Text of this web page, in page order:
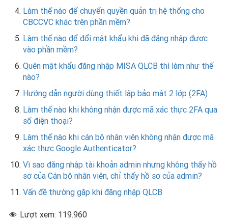
Làm thế nào để chuyển quyền quản trị hệ thống cho
CBCCVC khác trên phần mềm?
Làm thế nào để đổi mật khẩu khi đã đăng nhập được
vào phần mềm?
Quên mật khẩu đăng nhập MISA QLCB thì làm như thế
nào?
Hướng dẫn người dùng thiết lập bảo mật 2 lớp (2FA)
Làm thế nào khi không nhận được mã xác thực 2FA qua
số điện thoại?
Làm thế nào khi cán bộ nhân viên không nhận được mã
xác thực Google Authenticator?
Vì sao đăng nhập tài khoản admin nhưng không thấy hồ
sơ của Cán bộ nhân viên, chỉ thấy hồ sơ của admin?
Vấn đề thường gặp khi đăng nhập QLCB
Lượt xem: 119.960